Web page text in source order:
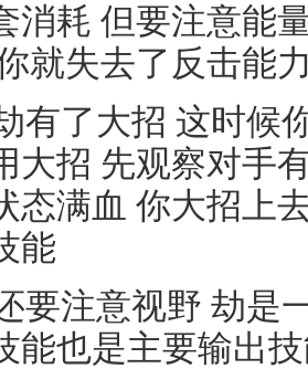
消耗 但要注意能
就失去了反击能
有了大招 这时候
大招 先观察对手
态满血 你大招上
能
要注意视野 劫是
能也是主要输出